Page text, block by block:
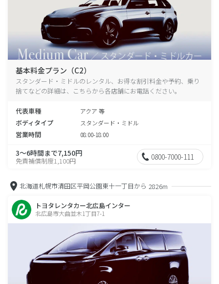
基本料金プラン（C2）
スタンダード・ミドルのレンタル、お得な割引料金や予約、乗り
捨てなどの詳細は、こちらから各店舗にお電話ください。
代表車種 アクア 等
ボディタイプ スタンダード・ミドル
営業時間 08:00-18:00
3～6時間まで7,150円
免責補償制度1,100円 0800-7000-111
北海道札幌市清田区平岡公園東十一丁目から 2826m
トヨタレンタカー北広島インター
北広島市大曲並木1丁目7-1